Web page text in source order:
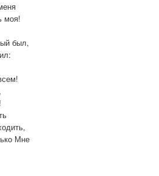
моя!
был,
Мне